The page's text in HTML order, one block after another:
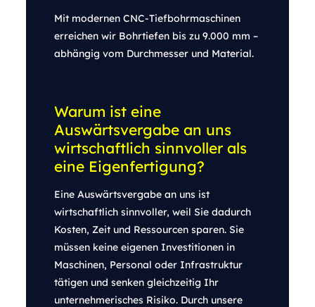
Mit modernen CNC-Tiefbohrmaschinen
erreichen wir Bohrtiefen bis zu 9.000 mm –
abhängig vom Durchmesser und Material.
Warum ist eine
Auswärtsvergabe an uns
wirtschaftlich sinnvoller als
eine Eigenfertigung?
Eine Auswärtsvergabe an uns ist
wirtschaftlich sinnvoller, weil Sie dadurch
Kosten, Zeit und Ressourcen sparen. Sie
müssen keine eigenen Investitionen in
Maschinen, Personal oder Infrastruktur
tätigen und senken gleichzeitig Ihr
unternehmerisches Risiko. Durch unsere